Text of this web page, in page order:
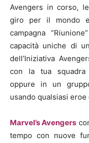
Avengers in corso,
giro per il mondo
campagna
capacità uniche di
dell’Iniziativa
con la tua squadra
oppure in un
usando qualsiasi
Marvel’s Avengers
tempo con nuove